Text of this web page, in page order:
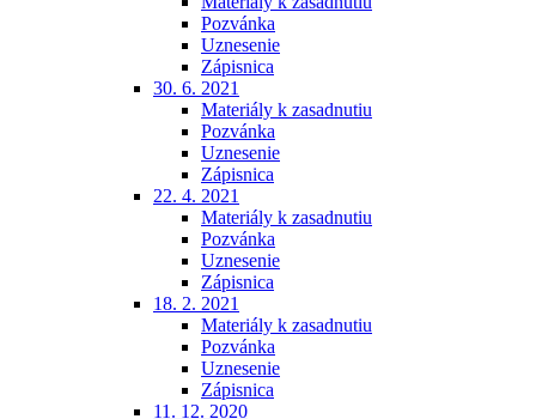
Pozvánka
Uznesenie
Zápisnica
30. 6. 2021
Materiály k zasadnutiu
Pozvánka
Uznesenie
Zápisnica
22. 4. 2021
Materiály k zasadnutiu
Pozvánka
Uznesenie
Zápisnica
18. 2. 2021
Materiály k zasadnutiu
Pozvánka
Uznesenie
Zápisnica
11. 12. 2020